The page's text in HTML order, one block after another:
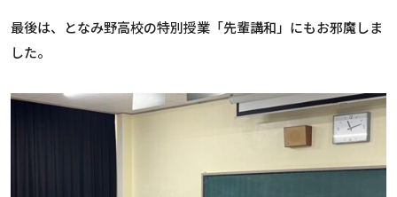
最後は、となみ野高校の特別授業「先輩講和」にもお邪魔しま
した。